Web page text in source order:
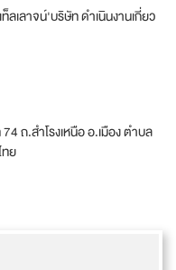
ลเลาจน์'บริษัท ดำเนินงานเกี่ยว
ถ.สำโรงเหนือ อ.เมือง ตำบล
ย